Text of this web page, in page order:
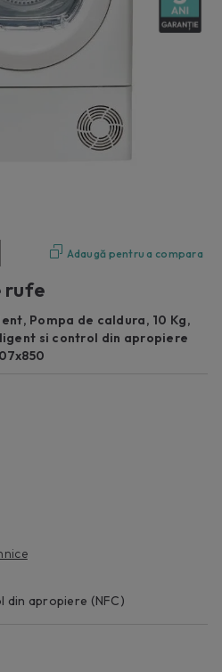
Adaugă pentru a compara
rufe
Pompa de caldura, 10 Kg,
si control din apropiere
din apropiere (NFC)